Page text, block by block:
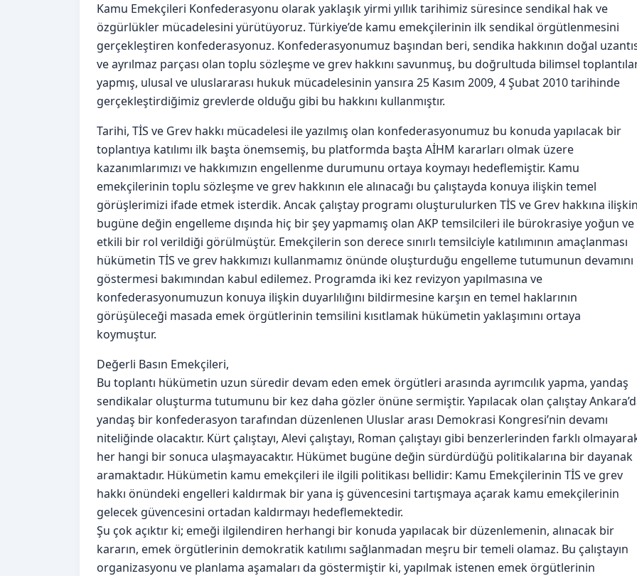
Kamu Emekçileri Konfederasyonu olarak yaklaşık yirmi yıllık tarihimiz süresince sendikal hak ve
özgürlükler mücadelesini yürütüyoruz. Türkiye’de kamu emekçilerinin ilk sendikal örgütlenmesini
gerçekleştiren konfederasyonuz. Konfederasyonumuz başından beri, sendika hakkının doğal
ve ayrılmaz parçası olan toplu sözleşme ve grev hakkını savunmuş, bu doğrultuda bilimsel
yapmış, ulusal ve uluslararası hukuk mücadelesinin yansıra 25 Kasım 2009, 4 Şubat 2010 tarihinde
gerçekleştirdiğimiz grevlerde olduğu gibi bu hakkını kullanmıştır.
Tarihi, TİS ve Grev hakkı mücadelesi ile yazılmış olan konfederasyonumuz bu konuda yapılacak bir
toplantıya katılımı ilk başta önemsemiş, bu platformda başta AİHM kararları olmak üzere
kazanımlarımızı ve hakkımızın engellenme durumunu ortaya koymayı hedeflemiştir. Kamu
emekçilerinin toplu sözleşme ve grev hakkının ele alınacağı bu çalıştayda konuya ilişkin temel
görüşlerimizi ifade etmek isterdik. Ancak çalıştay programı oluşturulurken TİS ve Grev hakkına
bugüne değin engelleme dışında hiç bir şey yapmamış olan AKP temsilcileri ile bürokrasiye yoğun ve
etkili bir rol verildiği görülmüştür. Emekçilerin son derece sınırlı temsilciyle katılımının amaçlanması
hükümetin TİS ve grev hakkımızı kullanmamız önünde oluşturduğu engelleme tutumunun devamını
göstermesi bakımından kabul edilemez. Programda iki kez revizyon yapılmasına ve
konfederasyonumuzun konuya ilişkin duyarlılığını bildirmesine karşın en temel haklarının
görüşüleceği masada emek örgütlerinin temsilini kısıtlamak hükümetin yaklaşımını ortaya
koymuştur.
Değerli Basın Emekçileri,
Bu toplantı hükümetin uzun süredir devam eden emek örgütleri arasında ayrımcılık yapma, yandaş
sendikalar oluşturma tutumunu bir kez daha gözler önüne sermiştir. Yapılacak olan çalıştay
yandaş bir konfederasyon tarafından düzenlenen Uluslar arası Demokrasi Kongresi’nin devamı
niteliğinde olacaktır. Kürt çalıştayı, Alevi çalıştayı, Roman çalıştayı gibi benzerlerinden farklı
her hangi bir sonuca ulaşmayacaktır. Hükümet bugüne değin sürdürdüğü politikalarına bir dayanak
aramaktadır. Hükümetin kamu emekçileri ile ilgili politikası bellidir: Kamu Emekçilerinin TİS ve grev
hakkı önündeki engelleri kaldırmak bir yana iş güvencesini tartışmaya açarak kamu emekçilerinin
gelecek güvencesini ortadan kaldırmayı hedeflemektedir.
Şu çok açıktır ki; emeği ilgilendiren herhangi bir konuda yapılacak bir düzenlemenin, alınacak bir
kararın, emek örgütlerinin demokratik katılımı sağlanmadan meşru bir temeli olamaz. Bu çalıştayın
organizasyonu ve planlama aşamaları da göstermiştir ki, yapılmak istenen emek örgütlerinin